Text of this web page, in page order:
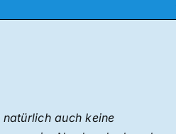
auch keine